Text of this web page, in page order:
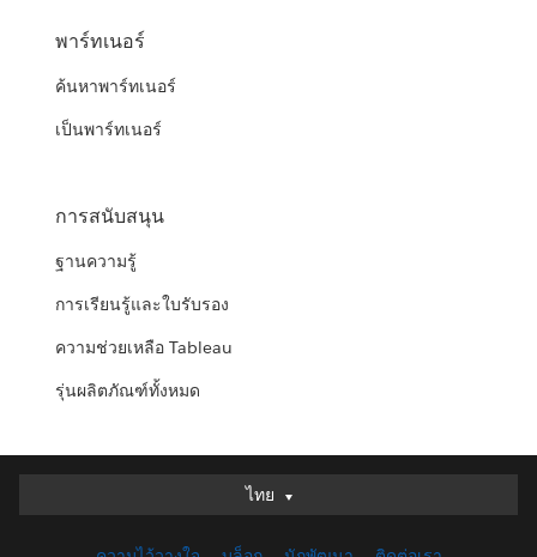
พาร์ทเนอร์
ค้นหาพาร์ทเนอร์
เป็นพาร์ทเนอร์
การสนับสนุน
ฐานความรู้
การเรียนรู้และใบรับรอง
ความช่วยเหลือ Tableau
รุ่นผลิตภัณฑ์ทั้งหมด
ไทย
ไทย